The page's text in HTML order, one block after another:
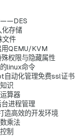
——DES
存储
文件
用QEMU/KVM
权限与隐藏属性
linux命令
自动化管理免费ssl证书
识
算器
进程管理
造高效的开发环境
乘法
制